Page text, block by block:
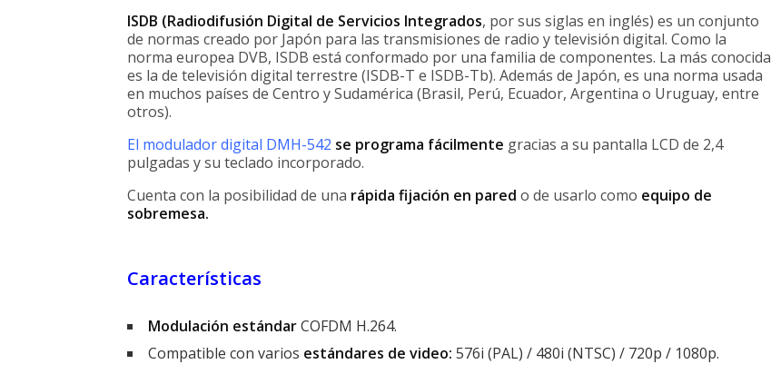
ISDB (Radiodifusión Digital de Servicios Integrados, por sus siglas en inglés) es un conjunto
de normas creado por Japón para las transmisiones de radio y televisión digital. Como la
norma europea DVB, ISDB está conformado por una familia de componentes. La más conocida
es la de televisión digital terrestre (ISDB-T e ISDB-Tb). Además de Japón, es una norma usada
en muchos países de Centro y Sudamérica (Brasil, Perú, Ecuador, Argentina o Uruguay, entre
otros).
El modulador digital DMH-542 se programa fácilmente gracias a su pantalla LCD de 2,4
pulgadas y su teclado incorporado.
Cuenta con la posibilidad de una rápida fijación en pared o de usarlo como equipo de
sobremesa.
Características
Modulación estándarCOFDM H.264.
Compatible con varios estándares de video: 576i (PAL) / 480i (NTSC) / 720p / 1080p.